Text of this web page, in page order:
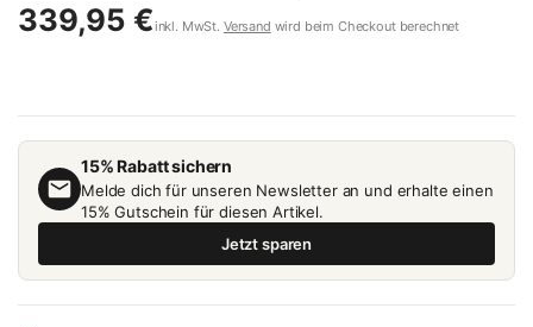
339,95 €inkl. MwSt. Versand wird beim Checkout berechnet
15% Rabatt sichern
Melde dich für unseren Newsletter an und erhalte einen
15% Gutschein für diesen Artikel.
Jetzt sparen